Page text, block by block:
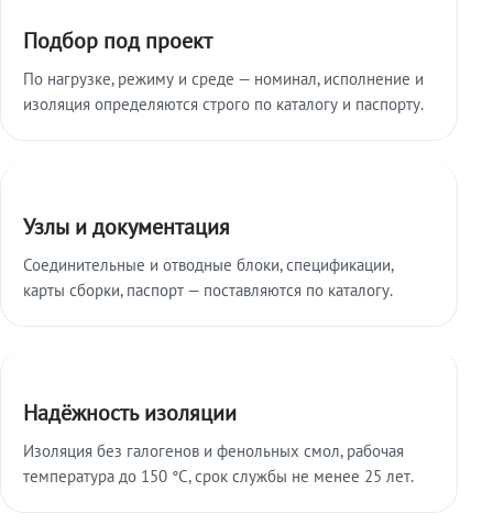
Подбор под проект
По нагрузке, режиму и среде — номинал, исполнение и
изоляция определяются строго по каталогу и паспорту.
Узлы и документация
Соединительные и отводные блоки, спецификации,
карты сборки, паспорт — поставляются по каталогу.
Надёжность изоляции
Изоляция без галогенов и фенольных смол, рабочая
температура до 150 °C, срок службы не менее 25 лет.